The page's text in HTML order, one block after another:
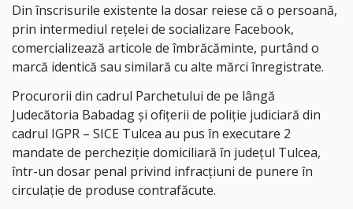
Din înscrisurile existente la dosar reiese că o persoană,
prin intermediul rețelei de socializare Facebook,
comercializează articole de îmbrăcăminte, purtând o
marcă identică sau similară cu alte mărci înregistrate.
Procurorii din cadrul Parchetului de pe lângă
Judecătoria Babadag și ofițerii de poliție judiciară din
cadrul IGPR – SICE Tulcea au pus în executare 2
mandate de percheziție domiciliară în județul Tulcea,
într-un dosar penal privind infracțiuni de punere în
circulație de produse contrafăcute.